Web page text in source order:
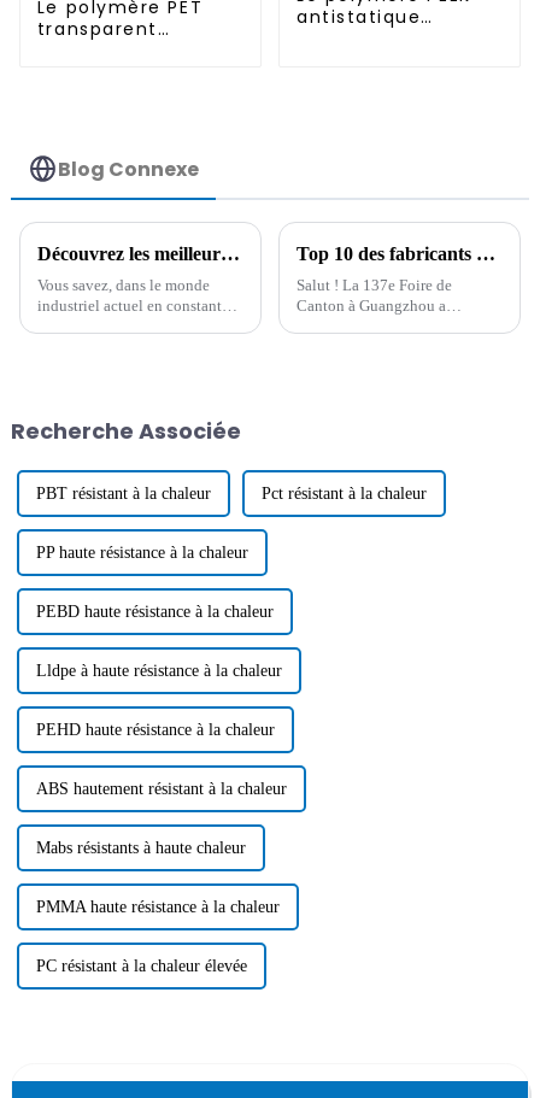
Le polymère PET
transparent
antistatique
Blog Connexe
Découvrez les meilleurs additifs antistatiques de la principale usine d'exportation de Chine
Vous savez, dans le monde
industriel actuel en constante
Top 10 des fabricants chinois de polymères antistatiques à la 137e Foire de Canton
Salut ! La 137e Foire de
Canton à Guangzhou a
Recherche Associée
PBT résistant à la chaleur Pct résistant à la chaleur
PP haute résistance à la chaleur
PEBD haute résistance à la chaleur
Lldpe à haute résistance à la chaleur
PEHD haute résistance à la chaleur
ABS hautement résistant à la chaleur
Mabs résistants à haute chaleur
PMMA haute résistance à la chaleur
PC résistant à la chaleur élevée